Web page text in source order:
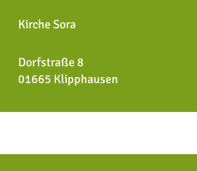
Kirche Sora
Dorfstraße 8
01665 Klipphausen